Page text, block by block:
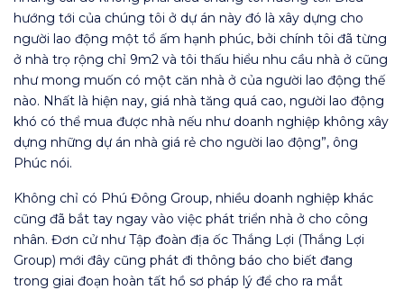
hướng tới của chúng tôi ở dự án này đó là xây dựng cho
người lao động một tổ ấm hạnh phúc, bởi chính tôi đã từng
ở nhà trọ rộng chỉ 9m2 và tôi thấu hiểu nhu cầu nhà ở cũng
như mong muốn có một căn nhà ở của người lao động thế
nào. Nhất là hiện nay, giá nhà tăng quá cao, người lao động
khó có thể mua được nhà nếu như doanh nghiệp không xây
dựng những dự án nhà giá rẻ cho người lao động”, ông
Phúc nói.
Không chỉ có Phú Đông Group, nhiều doanh nghiệp khác
cũng đã bắt tay ngay vào việc phát triển nhà ở cho công
nhân. Đơn cử như Tập đoàn địa ốc Thắng Lợi (Thắng Lợi
Group) mới đây cũng phát đi thông báo cho biết đang
trong giai đoạn hoàn tất hồ sơ pháp lý để cho ra mắt